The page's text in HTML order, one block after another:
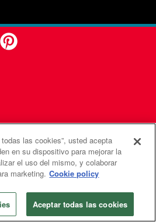
Unidas es una agencia de la
Metodista Unida
Metodistas Unidas. Reservados
los derechos
las cookies”, usted acepta
en su dispositivo para mejorar la
el uso del mismo, y colaborar
marketing. Cookie policy
Aceptar todas las cookies